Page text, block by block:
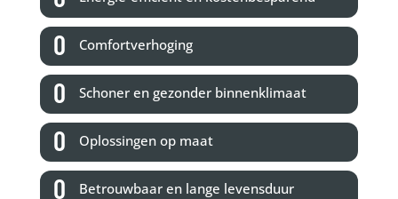
Comfortverhoging
Schoner en gezonder binnenklimaat
Oplossingen op maat
Betrouwbaar en lange levensduur